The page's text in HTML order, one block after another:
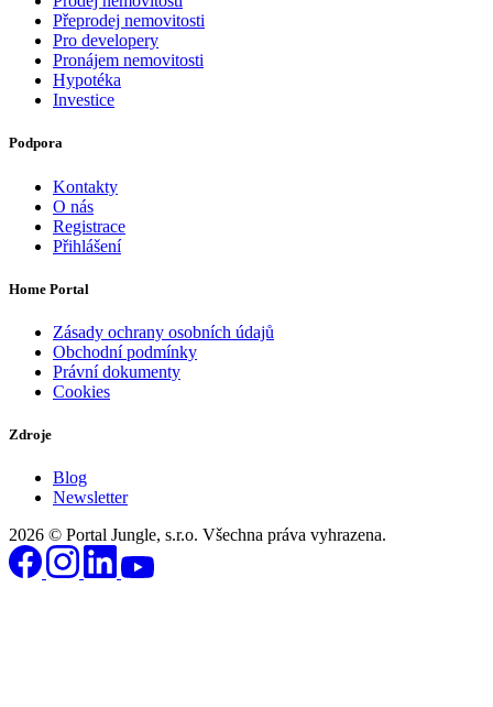
Přeprodej nemovitosti
Pro developery
Pronájem nemovitosti
Hypotéka
Investice
Podpora
Kontakty
O nás
Registrace
Přihlášení
Home Portal
Zásady ochrany osobních údajů
Obchodní podmínky
Právní dokumenty
Cookies
Zdroje
Blog
Newsletter
2026 © Portal Jungle, s.r.o. Všechna práva vyhrazena.